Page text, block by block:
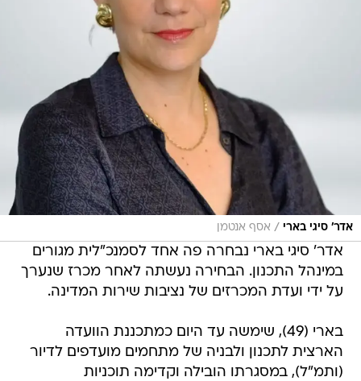
אדר' סיגי בארי / אסף אנטמן
אדר' סיגי בארי נבחרה פה אחד לסמנכ"לית מגורים
במינהל התכנון. הבחירה נעשתה לאחר מכרז שנערך
על ידי ועדת המכרזים של נציבות שירות המדינה.
בארי (49), שימשה עד היום כמתכננת הוועדה
הארצית לתכנון ולבניה של מתחמים מועדפים לדיור
(ותמ"ל), במסגרתו הובילה וקדימה תוכניות